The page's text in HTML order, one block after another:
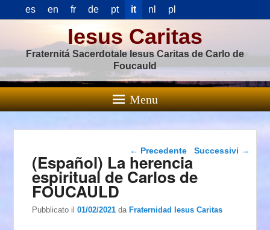
es en fr de pt it nl pl
Iesus Caritas
Fraternitá Sacerdotale Iesus Caritas de Carlo de
Foucauld
Menu
Navigazione articolo
← Precedente Successivi →
(Español) La herencia
espiritual de Carlos de
FOUCAULD
Pubblicato il01/02/2021 daFraternidad Iesus Caritas